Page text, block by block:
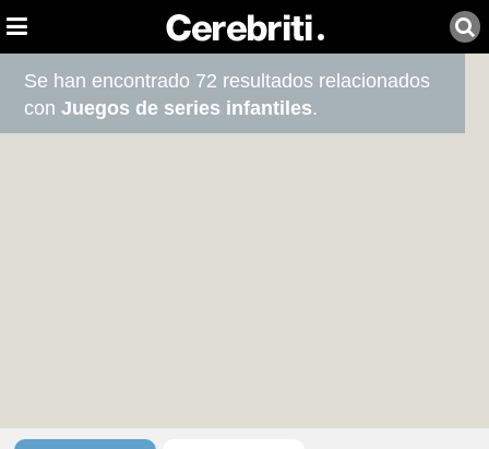
Se han encontrado 72 resultados relacionados
conJuegos de series infantiles.